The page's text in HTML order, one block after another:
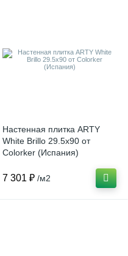
Настенная плитка ARTY
White Brillo 29.5x90 от
Colorker (Испания)
7 301 ₽ /м2